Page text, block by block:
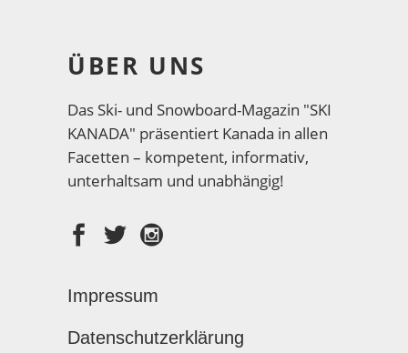
ÜBER UNS
Das Ski- und Snowboard-Magazin "SKI
KANADA" präsentiert Kanada in allen
Facetten – kompetent, informativ,
unterhaltsam und unabhängig!
Impressum
Datenschutzerklärung